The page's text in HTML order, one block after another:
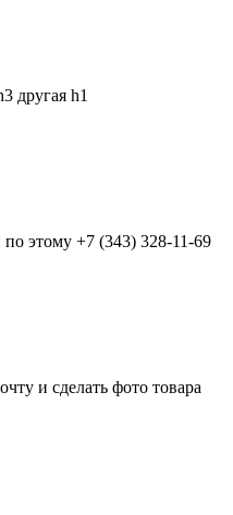
другая h1
этому +7 (343) 328-11-69
и сделать фото товара